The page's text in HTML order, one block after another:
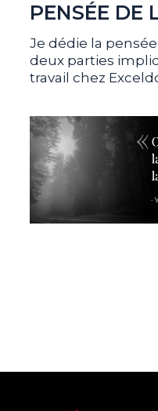
PENSÉE DE
Je dédie la
deux parties
travail chez